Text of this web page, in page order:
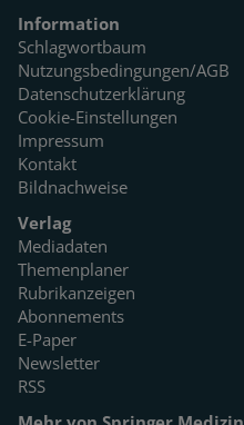
Information
Schlagwortbaum
Nutzungsbedingungen/AGB
Datenschutzerklärung
Cookie-Einstellungen
Impressum
Kontakt
Bildnachweise
Verlag
Mediadaten
Themenplaner
Rubrikanzeigen
Abonnements
E-Paper
Newsletter
RSS